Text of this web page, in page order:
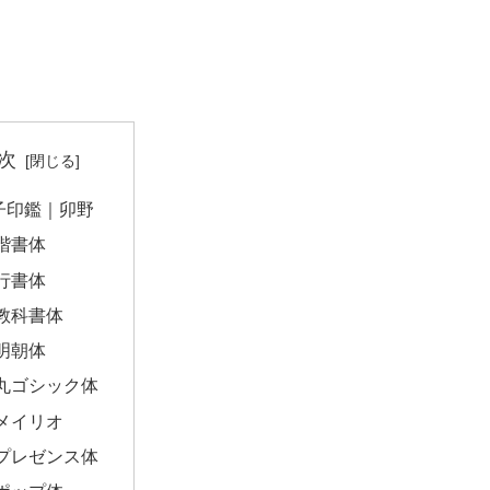
印鑑｜卯野
書体
書体
科書体
朝体
ゴシック体
イリオ
レゼンス体